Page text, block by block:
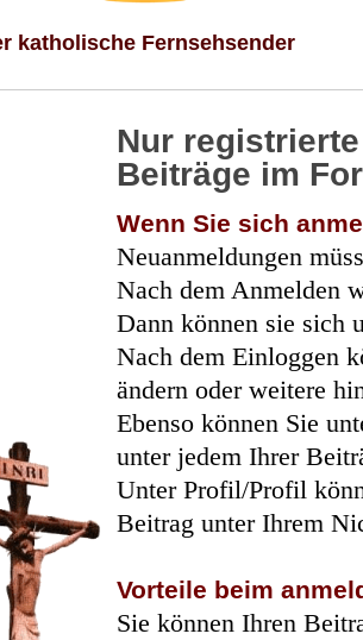
katholische Fernsehsender
Nur
Beiträge im
Wenn Sie sich
Neuanmeldungen
Nach dem Anmelden
Dann können sie sich
Nach dem Einloggen
ändern oder weitere
Ebenso können Sie
unter jedem Ihrer
Unter Profil/Profil
Beitrag unter Ihrem
Vorteile beim
Sie können Ihren